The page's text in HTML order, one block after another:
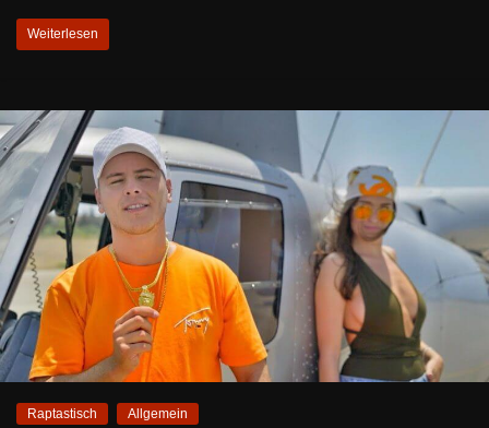
Weiterlesen
Raptastisch Allgemein